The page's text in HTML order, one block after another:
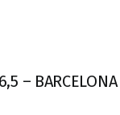
– BARCELONA